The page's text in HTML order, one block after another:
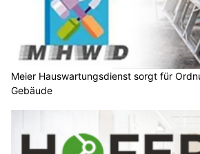
Meier Hauswartungsdienst sorgt für
Gebäude